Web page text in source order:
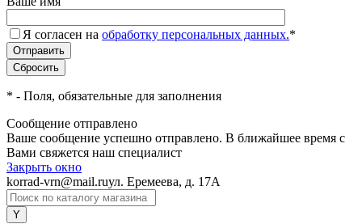
Я согласен на обработку персональных данных.*
* - Поля, обязательные для заполнения
Сообщение отправлено
Ваше сообщение успешно отправлено. В ближайшее время с
Вами свяжется наш специалист
Закрыть окно
korrad-vrn@mail.ruул. Еремеева, д. 17А